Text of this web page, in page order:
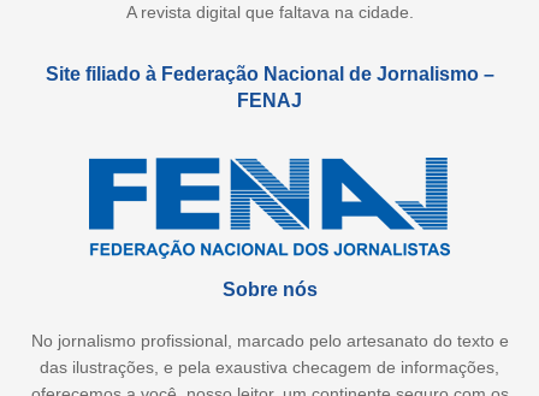
A revista digital que faltava na cidade.
Site filiado à Federação Nacional de Jornalismo –
FENAJ
Sobre nós
No jornalismo profissional, marcado pelo artesanato do texto e
das ilustrações, e pela exaustiva checagem de informações,